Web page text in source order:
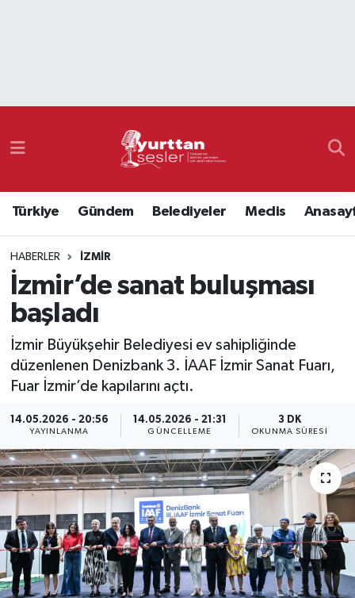
Türkiye Gündem Belediyeler Meclis
HABERLER İZMIR
İzmir’de sanat buluşması
başladı
İzmir Büyükşehir Belediyesi ev sahipliğinde
düzenlenen Denizbank 3. İAAF İzmir Sanat Fuarı,
Fuar İzmir’de kapılarını açtı.
14.05.2026 - 20:56
YAYINLANMA
14.05.2026 - 21:31
GÜNCELLEME
3 DK
OKUNMA SÜRESI
Namaz Vakitleri
Süper Lig Puan Durumu ve Fikstür
Tüm Manşetler
Son Dakika Haberleri
Haber Arşivi